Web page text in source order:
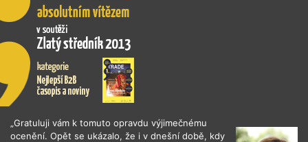
„Gratuluji vám k tomuto opravdu výjimečnému
ocenění. Opět se ukázalo, že i v dnešní době, kdy